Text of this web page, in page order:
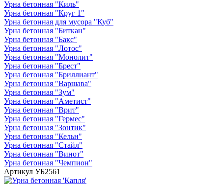
Урна бетонная "Киль"
Урна бетонная "Круг 1"
Урна бетонная для мусора "Куб"
Урна бетонная "Биткан"
Урна бетонная "Бакс"
Урна бетонная "Лотос"
Урна бетонная "Монолит"
Урна бетонная "Брест"
Урна бетонная "Бриллиант"
Урна бетонная "Варшава"
Урна бетонная "Зум"
Урна бетонная "Аметист"
Урна бетонная "Врит"
Урна бетонная "Гермес"
Урна бетонная "Зонтик"
Урна бетонная "Кельн"
Урна бетонная "Стайл"
Урна бетонная "Винот"
Урна бетонная "Чемпион"
Артикул УБ2561